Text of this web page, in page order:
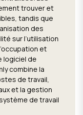
trouver et
tandis que
des
sur l’utilisation
et
logiciel de
combine la
de travail,
et la gestion
de travail